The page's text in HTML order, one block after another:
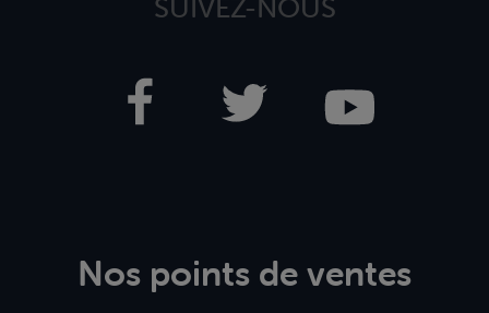
SUIVEZ-NOUS
Nos points de ventes